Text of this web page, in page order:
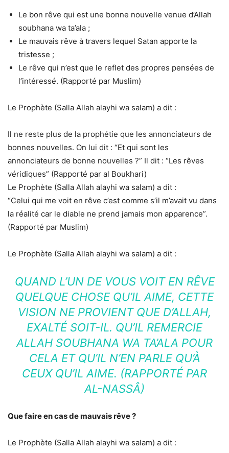
Le bon rêve qui est une bonne nouvelle venue d’Allah
soubhana wa ta’ala ;
Le mauvais rêve à travers lequel Satan apporte la
tristesse ;
Le rêve qui n’est que le reflet des propres pensées de
l’intéressé. (Rapporté par Muslim)
Le Prophète (Salla Allah alayhi wa salam) a dit :
Il ne reste plus de la prophétie que les annonciateurs de
bonnes nouvelles. On lui dit : “Et qui sont les
annonciateurs de bonne nouvelles ?” Il dit : “Les rêves
véridiques” (Rapporté par al Boukhari)
Le Prophète (Salla Allah alayhi wa salam) a dit :
“Celui qui me voit en rêve c’est comme s’il m’avait vu dans
la réalité car le diable ne prend jamais mon apparence”.
(Rapporté par Muslim)
Le Prophète (Salla Allah alayhi wa salam) a dit :
QUAND L’UN DE VOUS VOIT EN RÊVE
QUELQUE CHOSE QU’IL AIME, CETTE
VISION NE PROVIENT QUE D’ALLAH,
EXALTÉ SOIT-IL. QU’IL REMERCIE
ALLAH SOUBHANA WA TA’ALA POUR
CELA ET QU’IL N’EN PARLE QU’À
CEUX QU’IL AIME. (RAPPORTÉ PAR
AL-NASSÂ)
Que faire en cas de mauvais rêve ?
Le Prophète (Salla Allah alayhi wa salam) a dit :